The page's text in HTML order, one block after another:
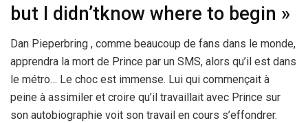
but I didn’tknow where to begin »
Dan Pieperbring , comme beaucoup de fans dans le monde,
apprendra la mort de Prince par un SMS, alors qu’il est dans
le métro… Le choc est immense. Lui qui commençait à
peine à assimiler et croire qu’il travaillait avec Prince sur
son autobiographie voit son travail en cours s’effondrer.